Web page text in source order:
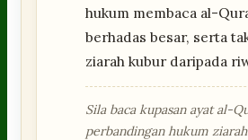
hukum membaca al-
berhadas besar, serta
ziarah kubur daripada
Sila baca kupasan ayat al-
perbandingan hukum